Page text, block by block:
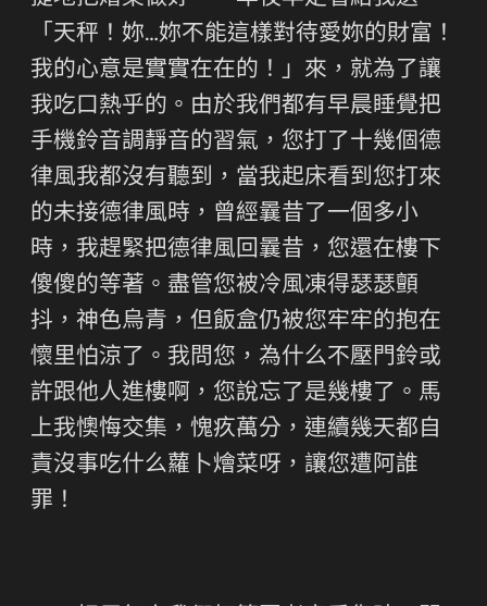
「天秤！妳…妳不能這樣對待愛妳的財富！
我的心意是實實在在的！」來，就為了讓
我吃口熱乎的。由於我們都有早晨睡覺把
手機鈴音調靜音的習氣，您打了十幾個德
律風我都沒有聽到，當我起床看到您打來
的未接德律風時，曾經曩昔了一個多小
時，我趕緊把德律風回曩昔，您還在樓下
傻傻的等著。盡管您被冷風凍得瑟瑟顫
抖，神色烏青，但飯盒仍被您牢牢的抱在
懷里怕涼了。我問您，為什么不壓門鈴或
許跟他人進樓啊，您說忘了是幾樓了。馬
上我懊悔交集，愧疚萬分，連續幾天都自
責沒事吃什么蘿卜燴菜呀，讓您遭阿誰
罪！